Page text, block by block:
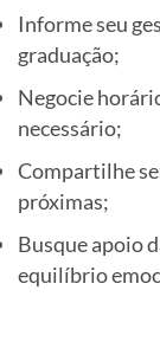
Informe seu
graduação;
Negocie
necessário;
Compartilhe
próximas;
Busque apoio
equilíbrio